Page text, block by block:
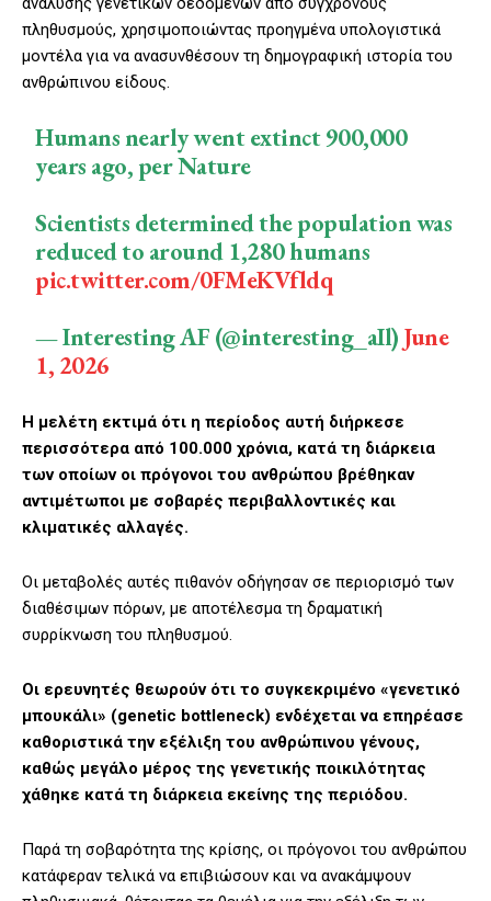
πληθυσμούς, χρησιμοποιώντας προηγμένα υπολογιστικά
μοντέλα για να ανασυνθέσουν τη δημογραφική ιστορία του
ανθρώπινου είδους.
Humans nearly went extinct 900,000
years ago, per Nature
Scientists determined the population was
reduced to around 1,280 humans
pic.twitter.com/0FMeKVfldq
— Interesting AF (@interesting_aIl) June
1, 2026
Η μελέτη εκτιμά ότι η περίοδος αυτή διήρκεσε
περισσότερα από 100.000 χρόνια, κατά τη διάρκεια
των οποίων οι πρόγονοι του ανθρώπου βρέθηκαν
αντιμέτωποι με σοβαρές περιβαλλοντικές και
κλιματικές αλλαγές.
Οι μεταβολές αυτές πιθανόν οδήγησαν σε περιορισμό των
διαθέσιμων πόρων, με αποτέλεσμα τη δραματική
συρρίκνωση του πληθυσμού.
Οι ερευνητές θεωρούν ότι το συγκεκριμένο «γενετικό
μπουκάλι» (genetic bottleneck) ενδέχεται να επηρέασε
καθοριστικά την εξέλιξη του ανθρώπινου γένους,
καθώς μεγάλο μέρος της γενετικής ποικιλότητας
χάθηκε κατά τη διάρκεια εκείνης της περιόδου.
Παρά τη σοβαρότητα της κρίσης, οι πρόγονοι του ανθρώπου
κατάφεραν τελικά να επιβιώσουν και να ανακάμψουν